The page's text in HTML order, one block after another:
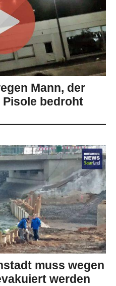
Mann, der
bedroht
muss wegen
werden